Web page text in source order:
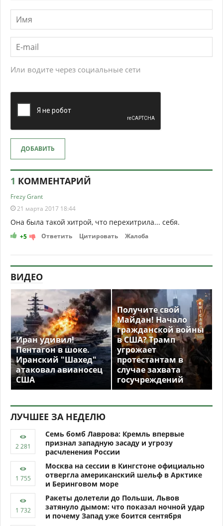
Или водите через социальные сети
ДОБАВИТЬ
1 КОММЕНТАРИЙ
Frezy Grant
21 марта 2017 18:44
Она была такой хитрой, что перехитрила... себя.
+5 Ответить Цитировать Жалоба
ВИДЕО
Иран удивил!
Пентагон в шоке.
Иранский "Шахед"
атаковал авианосец
США
Получите свой
Майдан! Начало
гражданской войны
в США? Трамп
угрожает
протестантам в
случае захвата
госучреждений
ЛУЧШЕЕ ЗА НЕДЕЛЮ
Семь бомб Лаврова: Кремль впервые
признал западную засаду и угрозу
расчленения России
Москва на сессии в Кингстоне официально
отвергла американский шельф в Арктике
и Беринговом море
Ракеты долетели до Польши, Львов
затянуло дымом: что показал ночной удар
и почему Запад уже боится сентября